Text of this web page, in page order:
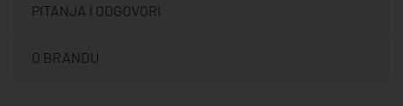
PITANJA I ODGOVORI
O BRANDU